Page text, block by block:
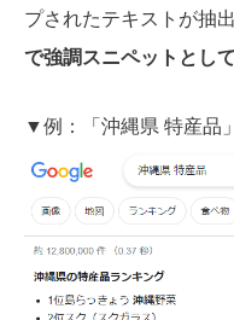
プされたテキストが抽
で強調スニペットとし
▼例：「沖縄県 特産品